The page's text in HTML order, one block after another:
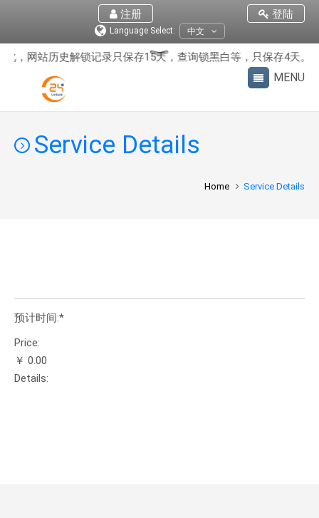
登陆
注册
Language Select: 中文
，网站历史解锁记录只保存15天，查询锁黑白等，只保存4天。
Service Details
Home Service Details
预计时间:*
Price:
￥ 0.00
Details: